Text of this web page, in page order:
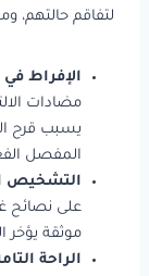
لتفاقم حالتهم،
الإفراط
مضادات
يسبب قرح
المفصل
التشخيص
على نصائح
موثقة يؤخر
الراحة